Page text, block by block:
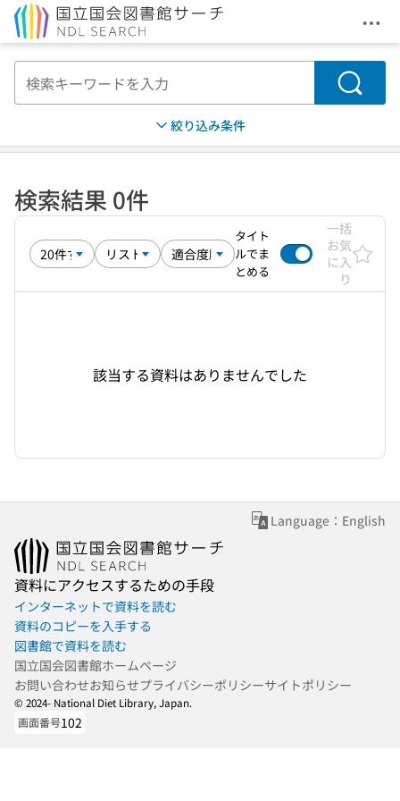
メ
検索
絞り込み条件
検索結果 0件
タイト
ルでま
とめる
一括
お気
に入
り
該当する資料はありませんでした
Language：English
資料にアクセスするための手段
インターネットで資料を読む
資料のコピーを入手する
図書館で資料を読む
国立国会図書館ホームページ
お問い合わせお知らせプライバシーポリシーサイトポリシー
© 2024- National Diet Library, Japan.
画面番号102